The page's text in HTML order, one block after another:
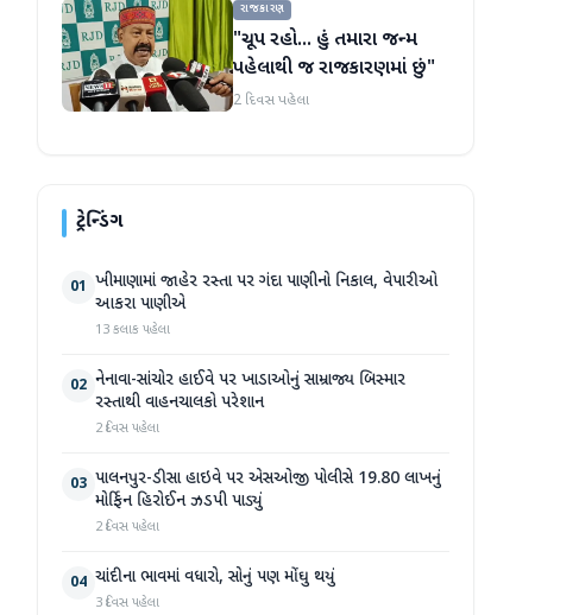
રાજકારણ
"ચૂપ રહો... હું તમારા જન્મ
પહેલાથી જ રાજકારણમાં છું"
2 દિવસ પહેલા
ટ્રેન્ડિંગ
01 ખીમાણામાં જાહેર રસ્તા પર ગંદા પાણીનો નિકાલ, વેપારીઓ
આકરા પાણીએ
13 કલાક પહેલા
02 નેનાવા-સાંચોર હાઈવે પર ખાડાઓનું સામ્રાજ્ય બિસ્માર
રસ્તાથી વાહનચાલકો પરેશાન
2 દિવસ પહેલા
03 પાલનપુર-ડીસા હાઇવે પર એસઓજી પોલીસે 19.80 લાખનું
મોર્ફિન હિરોઈન ઝડપી પાડ્યું
2 દિવસ પહેલા
04 ચાંદીના ભાવમાં વધારો, સોનું પણ મોંઘુ થયું
3 દિવસ પહેલા